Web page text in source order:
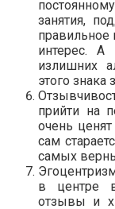
занятия,
правильное
интерес.
излишних
этого знака
прийти на
очень
сам
самых
в центре
отзывы и